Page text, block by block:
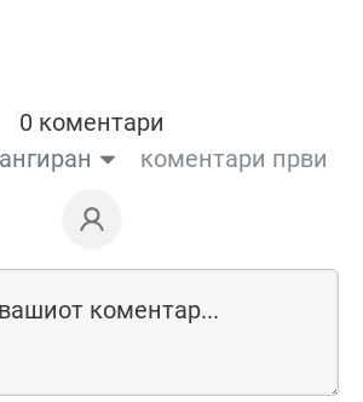
0 коментари
коментари први